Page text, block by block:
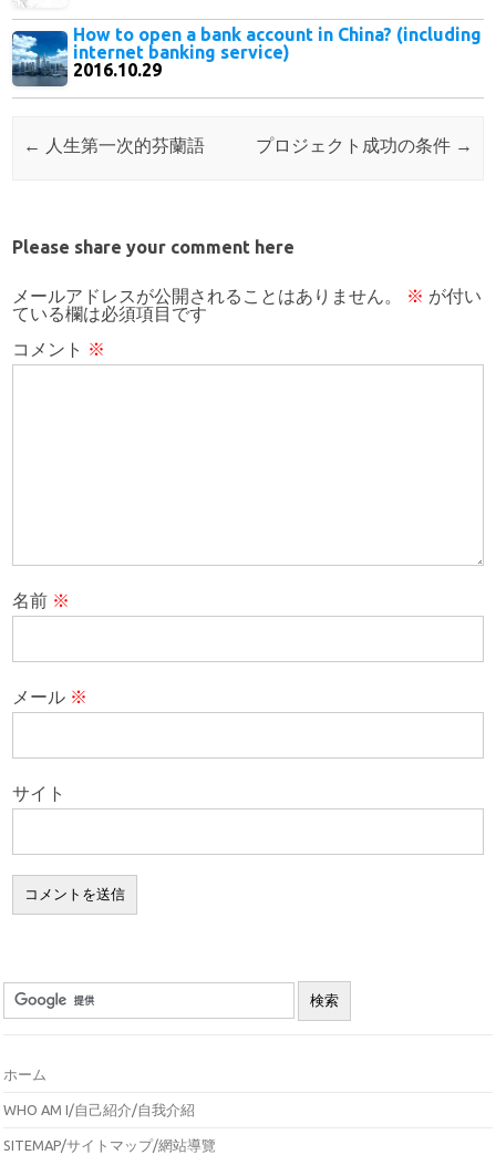
How to open a bank account in China? (including
internet banking service)
2016.10.29
Post navigation
← 人生第一次的芬蘭語 プロジェクト成功の条件 →
Please share your comment here
メールアドレスが公開されることはありません。 ※ が付い
ている欄は必須項目です
コメント ※
名前 ※
メール ※
サイト
ホーム
WHO AM I/自己紹介/自我介紹
SITEMAP/サイトマップ/網站導覽